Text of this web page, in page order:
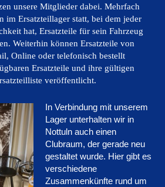
unsere Mitglieder dabei. Mehrfach
im Ersatzteillager statt, bei dem jeder
hat, Ersatzteile für sein Fahrzeug
Weiterhin können Ersatzteile von
Online oder telefonisch bestellt
Ersatzteile und ihre gültigen
veröffentlicht.
In Verbindung mit unserem
Lager unterhalten wir in
Nottuln auch einen
Clubraum, der gerade neu
gestaltet wurde. Hier gibt es
verschiedene
Zusammenkünfte rund um